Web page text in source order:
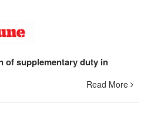
of supplementary duty in
Read More